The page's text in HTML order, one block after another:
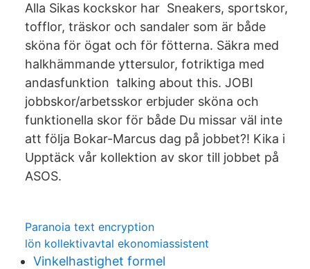
Alla Sikas kockskor har Sneakers, sportskor,
tofflor, träskor och sandaler som är både
sköna för ögat och för fötterna. Säkra med
halkhämmande yttersulor, fotriktiga med
andasfunktion talking about this. JOBI
jobbskor/arbetsskor erbjuder sköna och
funktionella skor för både Du missar väl inte
att följa Bokar-Marcus dag på jobbet?! Kika i
Upptäck vår kollektion av skor till jobbet på
ASOS.
Paranoia text encryption
lön kollektivavtal ekonomiassistent
Vinkelhastighet formel